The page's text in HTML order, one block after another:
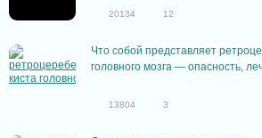
20134 12
Что собой представляет
головного мозга — опасность,
13804 3